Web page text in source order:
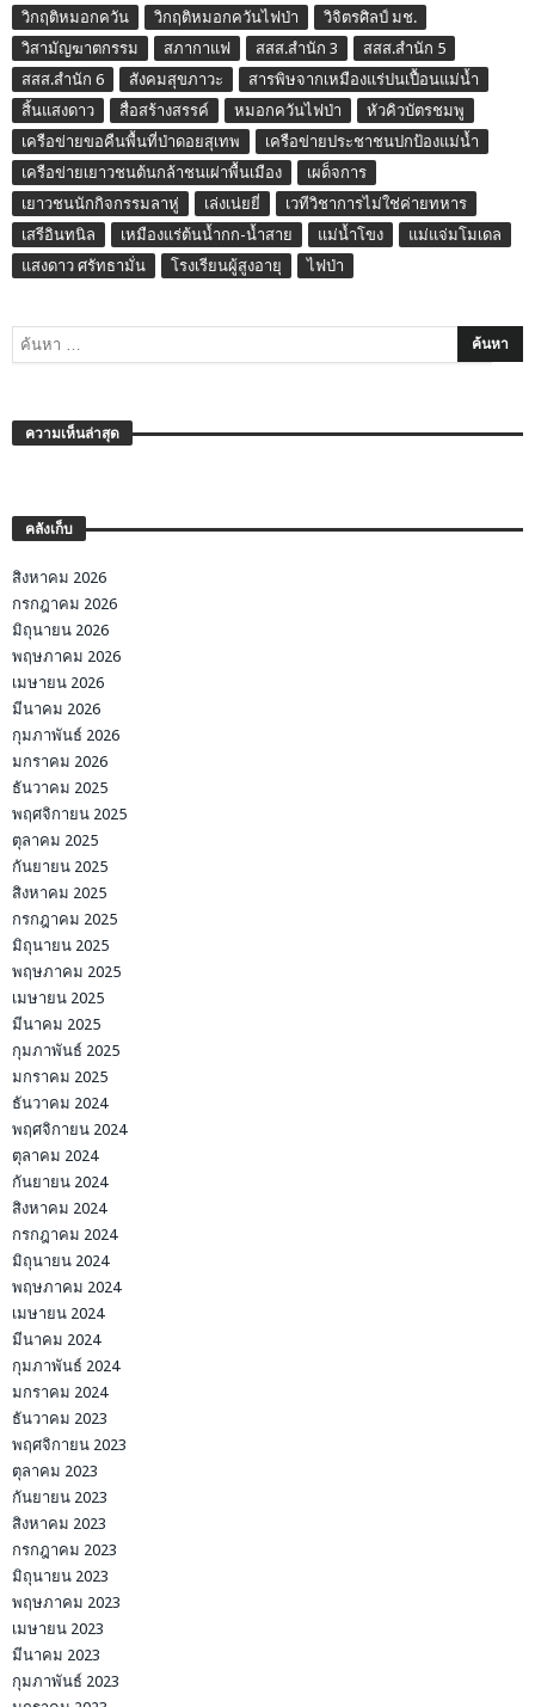
วิกฤติหมอกควัน วิกฤติหมอกควันไฟป่า
วิจิตรศิลป์ มช.
วิสามัญฆาตกรรม
สภากาแฟ สสส.สำนัก 3
สสส.สำนัก 5
สสส.สำนัก 6
สังคมสุขภาวะ
สารพิษจากเหมืองแร่ปนเปื้อนแม่น้ำ
สิ้นแสงดาว
สื่อสร้างสรรค์ หมอกควันไฟป่า
หัวคิวบัตรชมพู
เครือข่ายขอคืนพื้นที่ป่าดอยสุเทพ
เครือข่ายประชาชนปกป้องแม่น้ำ
เครือข่ายเยาวชนต้นกล้าชนเผ่าพื้นเมือง
เผด็จการ
เยาวชนนักกิจกรรมลาหู่
เล่งเน่ยยี่
เวทีวิชาการไม่ใช่ค่ายทหาร
เสรีอินทนิล
เหมืองแร่ต้นน้ำกก-น้ำสาย แม่น้ำโขง
แม่แจ่มโมเดล
แสงดาว ศรัทธามั่น
โรงเรียนผู้สูงอายุ ไฟป่า
ความเห็นล่าสุด
คลังเก็บ
สิงหาคม 2026
กรกฎาคม 2026
มิถุนายน 2026
พฤษภาคม 2026
เมษายน 2026
มีนาคม 2026
กุมภาพันธ์ 2026
มกราคม 2026
ธันวาคม 2025
พฤศจิกายน 2025
ตุลาคม 2025
กันยายน 2025
สิงหาคม 2025
กรกฎาคม 2025
มิถุนายน 2025
พฤษภาคม 2025
เมษายน 2025
มีนาคม 2025
กุมภาพันธ์ 2025
มกราคม 2025
ธันวาคม 2024
พฤศจิกายน 2024
ตุลาคม 2024
กันยายน 2024
สิงหาคม 2024
กรกฎาคม 2024
มิถุนายน 2024
พฤษภาคม 2024
เมษายน 2024
มีนาคม 2024
กุมภาพันธ์ 2024
มกราคม 2024
ธันวาคม 2023
พฤศจิกายน 2023
ตุลาคม 2023
กันยายน 2023
สิงหาคม 2023
กรกฎาคม 2023
มิถุนายน 2023
พฤษภาคม 2023
เมษายน 2023
มีนาคม 2023
กุมภาพันธ์ 2023